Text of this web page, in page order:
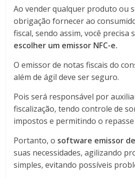
Ao vender qualquer produto ou
obrigação fornecer ao
fiscal, sendo assim, você precisa
escolher um emissor NFC-e.
O emissor de notas fiscais do
além de ágil deve ser seguro.
Pois será responsável por
fiscalização, tendo controle de
impostos e permitindo o
Portanto, o software emissor
suas necessidades, agilizando
simples, evitando possíveis